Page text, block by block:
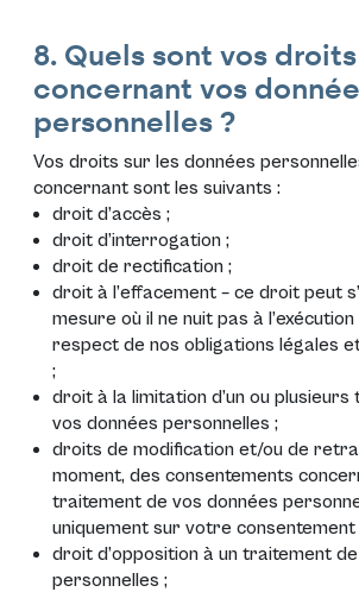
8. Quels sont vos droits
concernant vos
personnelles ?
Vos droits sur les données
concernant sont les suivants :
droit d’accès ;
droit d’interrogation ;
droit de rectification ;
droit à l’effacement – ce droit peut
mesure où il ne nuit pas à
respect de nos obligations légales
;
droit à la limitation d’un ou
vos données personnelles ;
droits de modification et/ou de
moment, des consentements
traitement de vos données
uniquement sur votre consentement
droit d’opposition à un traitement
personnelles ;